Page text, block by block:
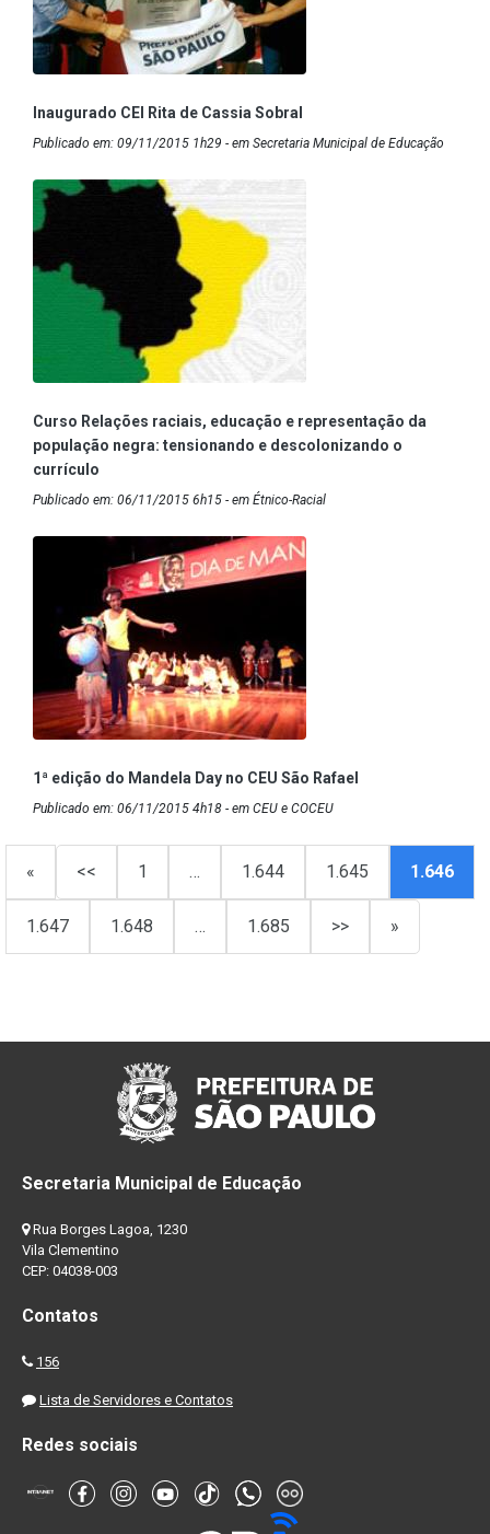
Inaugurado CEI Rita de Cassia Sobral
Publicado em: 09/11/2015 1h29 - em Secretaria Municipal de Educação
Curso Relações raciais, educação e representação da
população negra: tensionando e descolonizando o
currículo
Publicado em: 06/11/2015 6h15 - em Étnico-Racial
1ª edição do Mandela Day no CEU São Rafael
Publicado em: 06/11/2015 4h18 - em CEU e COCEU
« << 1 … 1.644 1.645 1.646
1.647 1.648 … 1.685 >> »
Secretaria Municipal de Educação
Rua Borges Lagoa, 1230
Vila Clementino
CEP: 04038-003
Contatos
156
Lista de Servidores e Contatos
Redes sociais